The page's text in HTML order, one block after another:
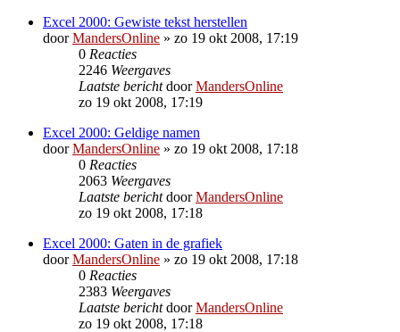
Excel 2000: Gewiste tekst herstellen
doorMandersOnline » zo 19 okt 2008, 17:19
0 Reacties
2246 Weergaves
Laatste berichtdoorMandersOnline
zo 19 okt 2008, 17:19
Excel 2000: Geldige namen
doorMandersOnline » zo 19 okt 2008, 17:18
0 Reacties
2063 Weergaves
Laatste berichtdoorMandersOnline
zo 19 okt 2008, 17:18
Excel 2000: Gaten in de grafiek
doorMandersOnline » zo 19 okt 2008, 17:18
0 Reacties
2383 Weergaves
Laatste berichtdoorMandersOnline
zo 19 okt 2008, 17:18